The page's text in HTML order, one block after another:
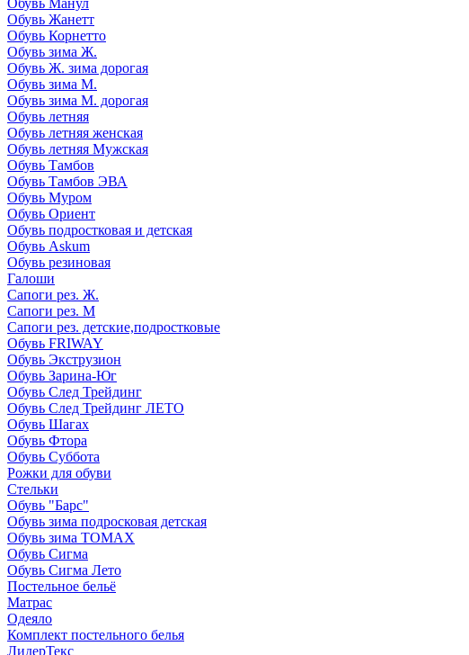
Обувь Манул
Обувь Жанетт
Обувь Корнетто
Обувь зима Ж.
Обувь Ж. зима дорогая
Обувь зима М.
Обувь зима М. дорогая
Обувь летняя
Обувь летняя женская
Обувь летняя Мужская
Обувь Тамбов
Обувь Тамбов ЭВА
Обувь Муром
Обувь Ориент
Обувь подростковая и детская
Обувь Askum
Обувь резиновая
Галоши
Сапоги рез. Ж.
Сапоги рез. М
Сапоги рез. детские,подростковые
Обувь FRIWAY
Обувь Экструзион
Обувь Зарина-Юг
Обувь След Трейдинг
Обувь След Трейдинг ЛЕТО
Обувь Шагах
Обувь Фтора
Обувь Суббота
Рожки для обуви
Стельки
Обувь "Барс"
Обувь зима подросковая детская
Обувь зима ТОМАХ
Обувь Сигма
Обувь Сигма Лето
Постельное бельё
Матрас
Одеяло
Комплект постельного белья
ЛидерТекс